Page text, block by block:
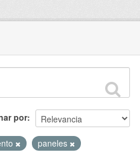
por
paneles